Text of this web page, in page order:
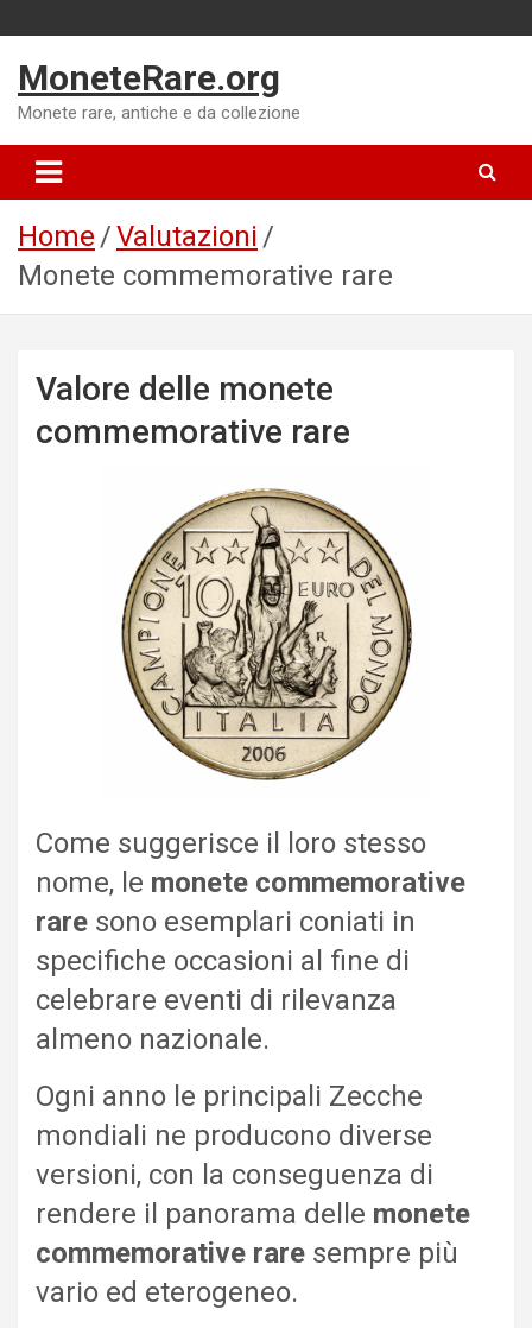
to
content
MoneteRare.org
Monete rare, antiche e da collezione
Home
Valutazioni
Monete commemorative rare
Valore delle monete
commemorative rare
Come suggerisce il loro stesso
nome, le monete commemorative
rare sono esemplari coniati in
specifiche occasioni al fine di
celebrare eventi di rilevanza
almeno nazionale.
Ogni anno le principali Zecche
mondiali ne producono diverse
versioni, con la conseguenza di
rendere il panorama delle monete
commemorative rare sempre più
vario ed eterogeneo.